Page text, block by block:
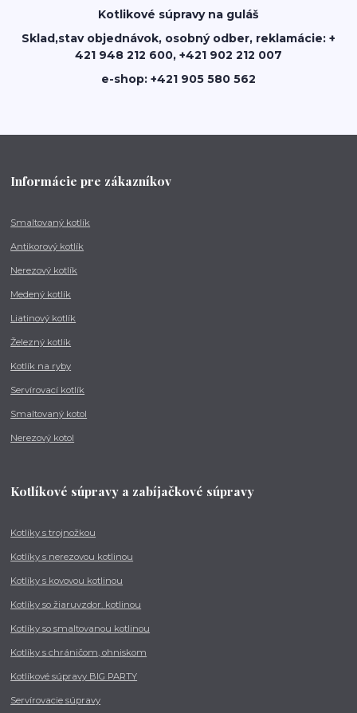
Kotlikové súpravy na guláš
Sklad,stav objednávok, osobný odber, reklamácie: +
421 948 212 600, +421 902 212 007
e-shop: +421 905 580 562
Informácie pre zákazníkov
Smaltovaný kotlík
Antikorový kotlík
Nerezový kotlík
Medený kotlík
Liatinový kotlík
Železný kotlík
Kotlík na ryby
Servírovací kotlík
Smaltovaný kotol
Nerezový kotol
Kotlíkové súpravy a zabíjačkové súpravy
Kotlíky s trojnožkou
Kotlíky s nerezovou kotlinou
Kotlíky s kovovou kotlinou
Kotlíky so žiaruvzdor. kotlinou
Kotlíky so smaltovanou kotlinou
Kotlíky s chráničom, ohniskom
Kotlíkové súpravy BIG PARTY
Servírovacie súpravy